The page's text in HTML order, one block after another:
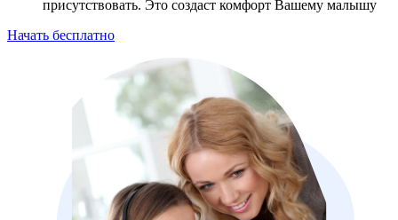
присутствовать. Это создаст комфорт Вашему малышу
Начать бесплатно